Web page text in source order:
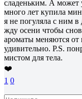
сладеньким. А может
много лет купила
я не погуляла с ним
жду осени чтобы
ароматы меняются от
удивительно. P.S.
мистом для тела.
❤️
1 0